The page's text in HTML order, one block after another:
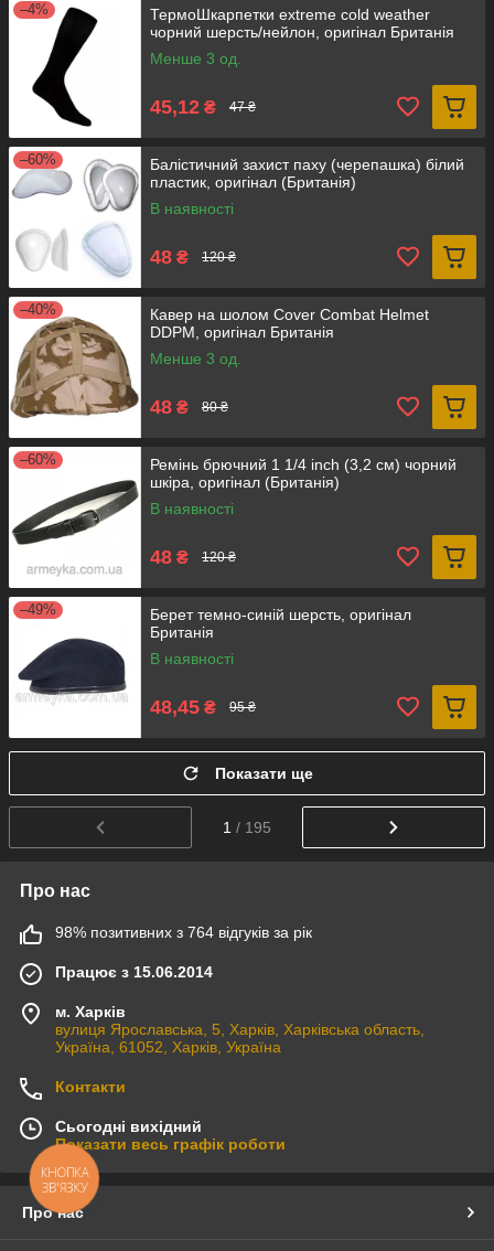
–4%
ТермоШкарпетки extreme cold weather
чорний шерсть/нейлон, оригінал Британія
Менше 3 од.
45,12 ₴ 47 ₴
–60%
Балістичний захист паху (черепашка) білий
пластик, оригінал (Британія)
В наявності
48 ₴ 120 ₴
–40%
Кавер на шолом Cover Combat Helmet
DDPM, оригінал Британія
Менше 3 од.
48 ₴ 80 ₴
–60%
Ремінь брючний 1 1/4 inch (3,2 см) чорний
шкіра, оригінал (Британія)
В наявності
48 ₴ 120 ₴
–49%
Берет темно-синій шерсть, оригінал
Британія
В наявності
48,45 ₴ 95 ₴
Показати ще
1 / 195
Про нас
98% позитивних з 764 відгуків за рік
Працює з 15.06.2014
м. Харків
вулиця Ярославська, 5, Харків, Харківська область,
Україна, 61052, Харків, Україна
Контакти
Сьогодні вихідний
Показати весь графік роботи
Про нас
КНОПКА
ЗВ'ЯЗКУ